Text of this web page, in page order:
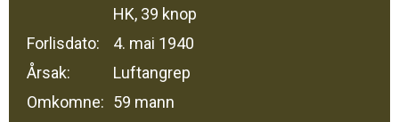
HK, 39 knop
Forlisdato:
4. mai 1940
Årsak:
Luftangrep
Omkomne: 59 mann